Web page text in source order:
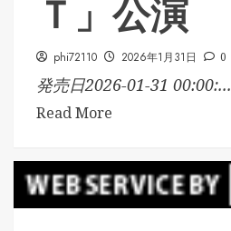
Ｔ」公演
phi72110 2026年1月31日 0
発売日2026-01-31 00:00:...
Read More